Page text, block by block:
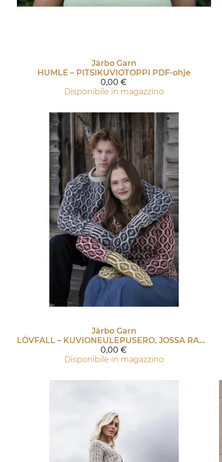
Järbo Garn
HUMLE – PITSIKUVIOTOPPI PDF-ohje
0,00 €
Disponibile in magazzino
Järbo Garn
LÖVFALL – KUVIONEULEPUSERO, JOSSA RAGLANHIHAT PDF-ohje
0,00 €
Disponibile in magazzino